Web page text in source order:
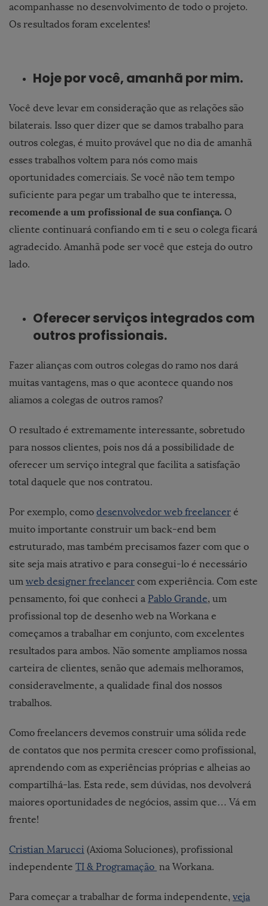
acompanhasse no desenvolvimento de todo o projeto.
Os resultados foram excelentes!
Hoje por você, amanhã por mim.
Você deve levar em consideração que as relações são
bilaterais. Isso quer dizer que se damos trabalho para
outros colegas, é muito provável que no dia de amanhã
esses trabalhos voltem para nós como mais
oportunidades comerciais. Se você não tem tempo
suficiente para pegar um trabalho que te interessa,
recomende a um profissional de sua confiança. O
cliente continuará confiando em ti e seu o colega ficará
agradecido. Amanhã pode ser você que esteja do outro
lado.
Oferecer serviços integrados com
outros profissionais.
Fazer alianças com outros colegas do ramo nos dará
muitas vantagens, mas o que acontece quando nos
aliamos a colegas de outros ramos?
O resultado é extremamente interessante, sobretudo
para nossos clientes, pois nos dá a possibilidade de
oferecer um serviço integral que facilita a satisfação
total daquele que nos contratou.
Por exemplo, como desenvolvedor web freelancer é
muito importante construir um back-end bem
estruturado, mas também precisamos fazer com que o
site seja mais atrativo e para consegui-lo é necessário
um web designer freelancer com experiência. Com este
pensamento, foi que conheci a Pablo Grande, um
profissional top de desenho web na Workana e
começamos a trabalhar em conjunto, com excelentes
resultados para ambos. Não somente ampliamos nossa
carteira de clientes, senão que ademais melhoramos,
consideravelmente, a qualidade final dos nossos
trabalhos.
Como freelancers devemos construir uma sólida rede
de contatos que nos permita crescer como profissional,
aprendendo com as experiências próprias e alheias ao
compartilhá-las. Esta rede, sem dúvidas, nos devolverá
maiores oportunidades de negócios, assim que… Vá em
frente!
Cristian Marucci (Axioma Soluciones), profissional
independente TI & Programação na Workana.
Para começar a trabalhar de forma independente, veja